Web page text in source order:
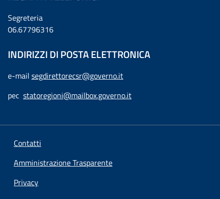
Segreteria
06.67796316
INDIRIZZI DI POSTA ELETTRONICA
e-mail segdirettorecsr@governo.it
pec statoregioni@mailbox.governo.it
Contatti
Amministrazione Trasparente
Privacy